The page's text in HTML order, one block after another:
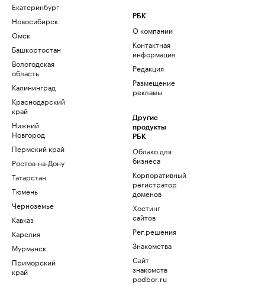
Екатеринбург
Новосибирск
Омск
Башкортостан
Вологодская
область
Калининград
Краснодарский
край
Нижний
Новгород
Пермский край
Ростов-на-Дону
Татарстан
Тюмень
Черноземье
Кавказ
Карелия
Мурманск
Приморский
край
РБК
О компании
Контактная
информация
Редакция
Размещение
рекламы
Другие
продукты
РБК
Облако для
бизнеса
Корпоративный
регистратор
доменов
Хостинг
сайтов
Рег.решения
Знакомства
Сайт
знакомств
podbor.ru